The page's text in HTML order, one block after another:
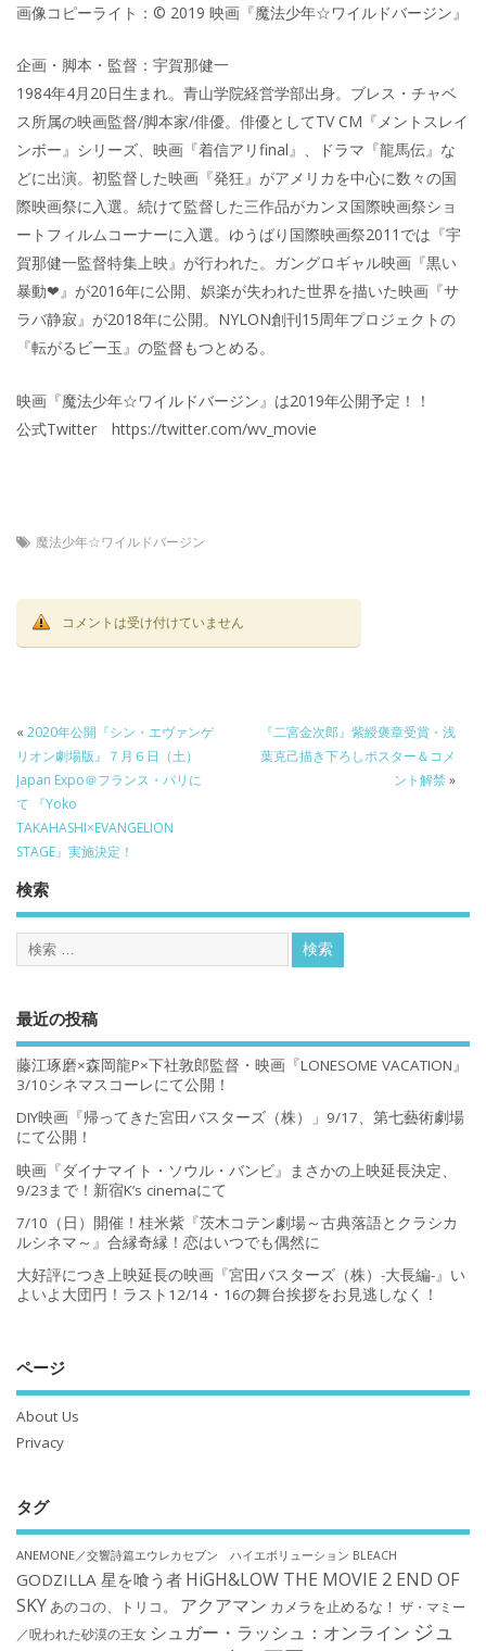
画像コピーライト：© 2019 映画『魔法少年☆ワイルドバージン』
企画・脚本・監督：宇賀那健一
1984年4月20日生まれ。青山学院経営学部出身。ブレス・チャベ
ス所属の映画監督/脚本家/俳優。俳優としてTV CM『メントスレイ
ンボー』シリーズ、映画『着信アリfinal』、ドラマ『龍馬伝』な
どに出演。初監督した映画『発狂』がアメリカを中心に数々の国
際映画祭に入選。続けて監督した三作品がカンヌ国際映画祭ショ
ートフィルムコーナーに入選。ゆうばり国際映画祭2011では『宇
賀那健一監督特集上映』が行われた。ガングロギャル映画『黒い
暴動❤』が2016年に公開、娯楽が失われた世界を描いた映画『サ
ラバ静寂』が2018年に公開。NYLON創刊15周年プロジェクトの
『転がるビー玉』の監督もつとめる。
映画『魔法少年☆ワイルドバージン』は2019年公開予定！！
公式Twitter https://twitter.com/wv_movie
魔法少年☆ワイルドバージン
コメントは受け付けていません
« 2020年公開『シン・エヴァンゲ
リオン劇場版』７月６日（土）
Japan Expo＠フランス・パリに
て 『Yoko
TAKAHASHI×EVANGELION
STAGE』実施決定！
『二宮金次郎』紫綬褒章受賞・浅
葉克己描き下ろしポスター＆コメ
ント解禁»
検索
最近の投稿
藤江琢磨×森岡龍P×下社敦郎監督・映画『LONESOME VACATION』
3/10シネマスコーレにて公開！
DIY映画『帰ってきた宮田バスターズ（株）」9/17、第七藝術劇場
にて公開！
映画『ダイナマイト・ソウル・バンビ』まさかの上映延長決定、
9/23まで！新宿K’s cinemaにて
7/10（日）開催！桂米紫『茨木コテン劇場～古典落語とクラシカ
ルシネマ～』合縁奇縁！恋はいつでも偶然に
大好評につき上映延長の映画『宮田バスターズ（株）-大長編-』い
よいよ大団円！ラスト12/14・16の舞台挨拶をお見逃しなく！
ページ
About Us
Privacy
タグ
ANEMONE／交響詩篇エウレカセブン ハイエボリューション BLEACH
GODZILLA 星を喰う者 HiGH&LOW THE MOVIE 2 END OF
SKYあのコの、トリコ。 アクアマン カメラを止めるな！ ザ・マミー
／呪われた砂漠の王女 シュガー・ラッシュ：オンライン ジュ